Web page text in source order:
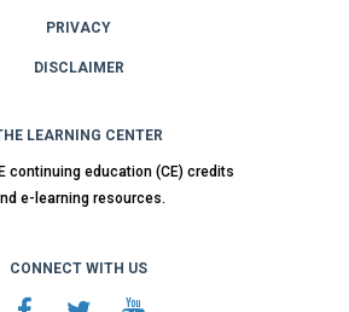
PRIVACY
DISCLAIMER
LEARNING CENTER
continuing education (CE) credits
e-learning resources.
CONNECT WITH US